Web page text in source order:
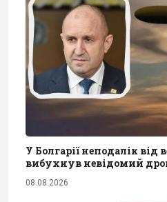
У Болгарії неподалік від
вибухнув невідомий
08.08.2026